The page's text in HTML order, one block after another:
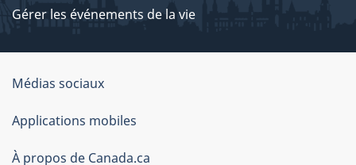
Gérer les événements de la vie
Organisation
du
gouvernement
Médias sociaux
Applications mobiles
À propos de Canada.ca